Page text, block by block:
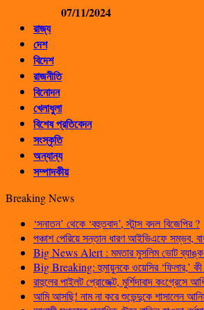
07/11/2024
রাজ্য
দেশ
বিদেশ
রাজনীতি
বিনোদন
খেলাধুলা
বিশেষ প্রতিবেদন
সংস্কৃতি
অন্যান্য
সম্পাদকীয়
Breaking News
‘সনাতন’ থেকে ‘বহুতবাদ’, স্টান্স বদল বিজেপির ?
পঞ্চাশ পেরিয়ে সন্তান ধারণ আইভিএফে সম্ভব,
Big News Alert : মমতার মুসলিম ভোট ব্যাঙ্ক
Big Breaking: হুমায়ুনকে ওয়েসির ‘ফিলার,’
রাহুলের পাইলট প্রোজেক্ট, মুর্শিদাবাদ কংগ্রেসে
আমি আসছি! নাম না করে শুভেন্দুকে শাসালেন